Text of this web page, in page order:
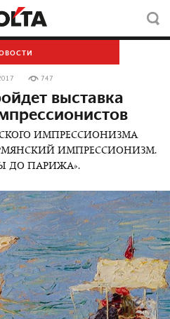
747
выставка
ИМПРЕССИОНИЗМА
ИМПРЕССИОНИЗМ.
ДО ПАРИЖА».